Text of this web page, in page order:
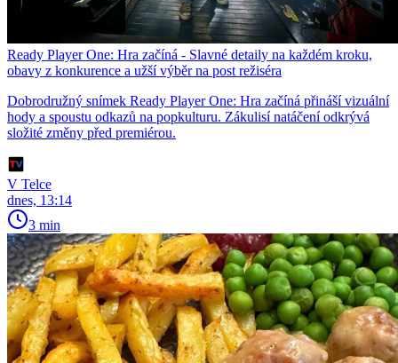
Ready Player One: Hra začíná - Slavné detaily na každém kroku,
obavy z konkurence a užší výběr na post režiséra
Dobrodružný snímek Ready Player One: Hra začíná přináší vizuální
hody a spoustu odkazů na popkulturu. Zákulisí natáčení odkrývá
složité změny před premiérou.
V Telce
dnes, 13:14
3 min